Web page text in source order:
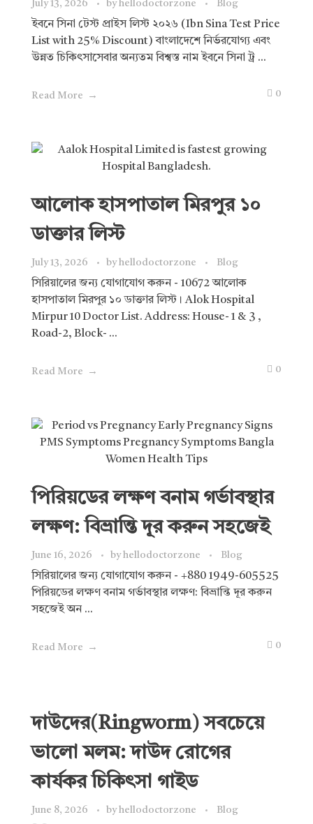
July 13, 2026 by hellodoctorzone Blog
ইবনে সিনা টেস্ট প্রাইস লিস্ট ২০২৬ (Ibn Sina Test Price
List with 25% Discount) বাংলাদেশে নির্ভরযোগ্য এবং
উন্নত চিকিৎসাসেবার অন্যতম বিশ্বস্ত নাম ইবনে সিনা ট্র ...
Read More 0
আলোক হাসপাতাল মিরপুর ১০
ডাক্তার লিস্ট
July 13, 2026 by hellodoctorzone Blog
সিরিয়ালের জন্য যোগাযোগ করুন - 10672 আলোক
হাসপাতাল মিরপুর ১০ ডাক্তার লিস্ট। Alok Hospital
Mirpur 10 Doctor List. Address: House- 1 & 3 ,
Road-2, Block- ...
Read More 0
পিরিয়ডের লক্ষণ বনাম গর্ভাবস্থার
লক্ষণ: বিভ্রান্তি দূর করুন সহজেই
June 16, 2026 by hellodoctorzone Blog
সিরিয়ালের জন্য যোগাযোগ করুন - +880 1949-605525
পিরিয়ডের লক্ষণ বনাম গর্ভাবস্থার লক্ষণ: বিভ্রান্তি দূর করুন
সহজেই অন ...
Read More 0
দাউদের(Ringworm) সবচেয়ে
ভালো মলম: দাউদ রোগের
কার্যকর চিকিৎসা গাইড
June 8, 2026 by hellodoctorzone Blog